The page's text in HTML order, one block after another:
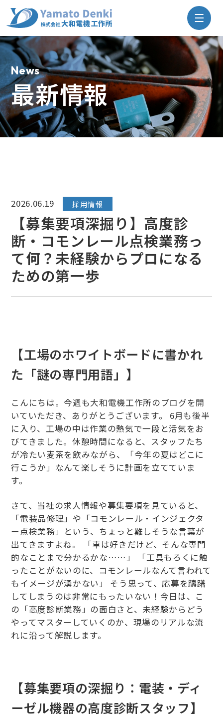
News
最新情報
2026.06.19 採用情報
【募集要項深掘り】高度診
断・コモンレール点検業務っ
て何？未経験からプロになる
ための第一歩
【工場のホワイトボードに書かれ
た「謎の専門用語」】
こんにちは。今週も大和電機工作所のブログを開
いていただき、ありがとうございます。 6月も後半
に入り、工場の中は作業の熱気で一段と活気をお
びてきました。休憩時間になると、スタッフたち
が冷たい麦茶を飲みながら、「今年の夏はどこに
行こうか」なんて楽しそうに計画を立てていま
す。
さて、当社の求人情報や募集要項を見ていると、
「電装品修理」や「コモンレール・インジェクタ
ー点検業務」という、ちょっと難しそうな言葉が
出てきますよね。 「車は好きだけど、そんな専門
的なことまで分かるかな……」 「工具もろくに触
ったことがないのに、コモンレールなんて言われて
もイメージが湧かない」 そう思って、応募を躊躇
してしまうのは非常にもったいない！今日は、こ
の「高度診断業務」の面白さと、未経験からどう
やってマスターしていくのか、現場のリアルな流
れに沿って解説します。
【募集要項の深掘り：電装・ディ
ーゼル機器の高度診断スタッフ】
大
和
電
機
工
作
所
サ
イ
ト
メ